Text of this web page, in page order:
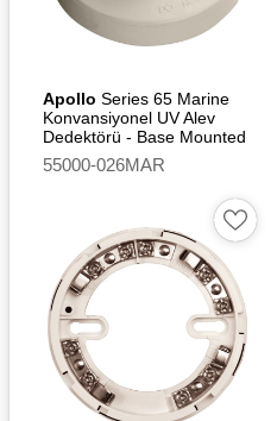
Apollo Series 65 Marine
Konvansiyonel UV Alev
Dedektörü - Base Mounted
55000-026MAR